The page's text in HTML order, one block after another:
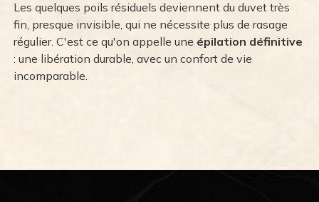
Les quelques poils résiduels deviennent du duvet très
fin, presque invisible, qui ne nécessite plus de rasage
régulier. C'est ce qu'on appelle une épilation définitive
: une libération durable, avec un confort de vie
incomparable.